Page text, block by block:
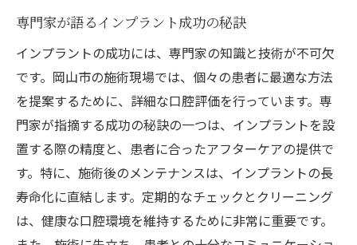
専門家が語るインプラント成功の秘訣
インプラントの成功には、専門家の知識と技術が不可欠
です。岡山市の施術現場では、個々の患者に最適な方法
を提案するために、詳細な口腔評価を行っています。専
門家が指摘する成功の秘訣の一つは、インプラントを設
置する際の精度と、患者に合ったアフターケアの提供で
す。特に、施術後のメンテナンスは、インプラントの長
寿命化に直結します。定期的なチェックとクリーニング
は、健康な口腔環境を維持するために非常に重要です。